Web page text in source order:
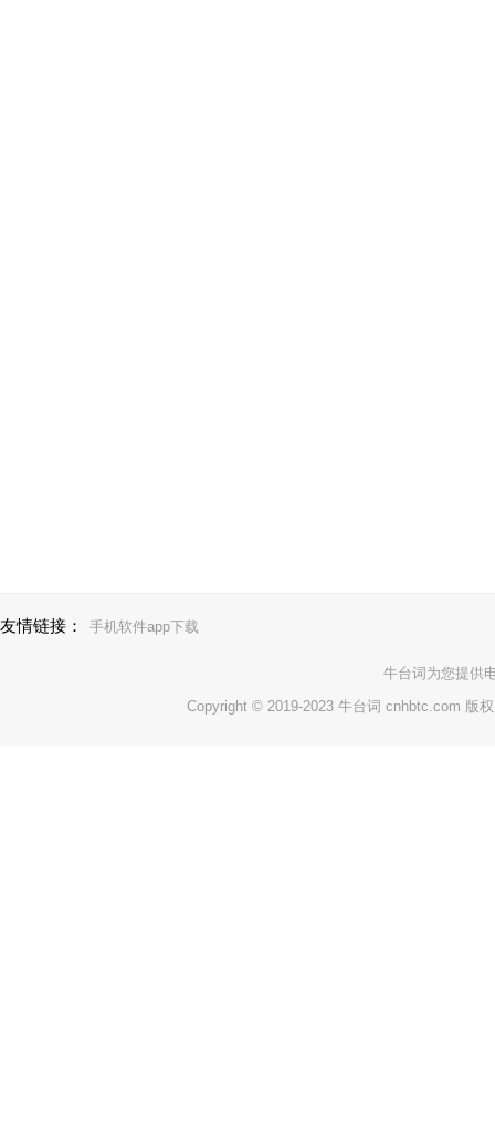
友情链接： 手机软件app下载
牛台词 为您提供
Copyright © 2019-2023 牛台词 cnhbtc.com 版